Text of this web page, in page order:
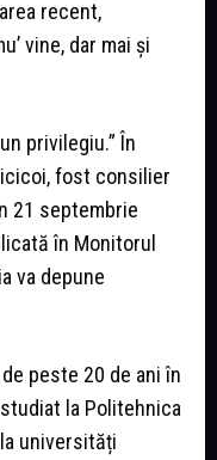
recent,
vine, dar mai și
privilegiu.” În
fost consilier
21 septembrie
în Monitorul
va depune
peste 20 de ani în
la Politehnica
universități